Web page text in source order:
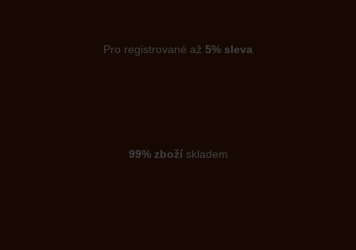
Pro registrované až 5% sleva
99% zbožískladem